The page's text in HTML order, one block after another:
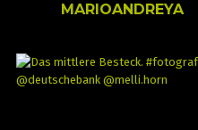
MARIOANDREYA